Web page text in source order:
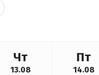
Чт
13.08
Пт
14.08